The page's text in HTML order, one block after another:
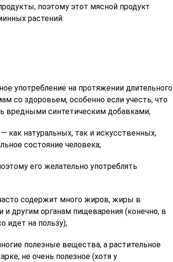
поэтому этот мясной продукт
растений.
употребление на протяжении длительного
со здоровьем, особенно если учесть, что
вредными синтетическим добавками;
как натуральных, так и искусственных,
состояние человека;
его желательно употреблять
содержит много жиров, жиры в
и другим органам пищеварения (конечно, в
идет на пользу);
полезные вещества, а растительное
не очень полезное (хотя у